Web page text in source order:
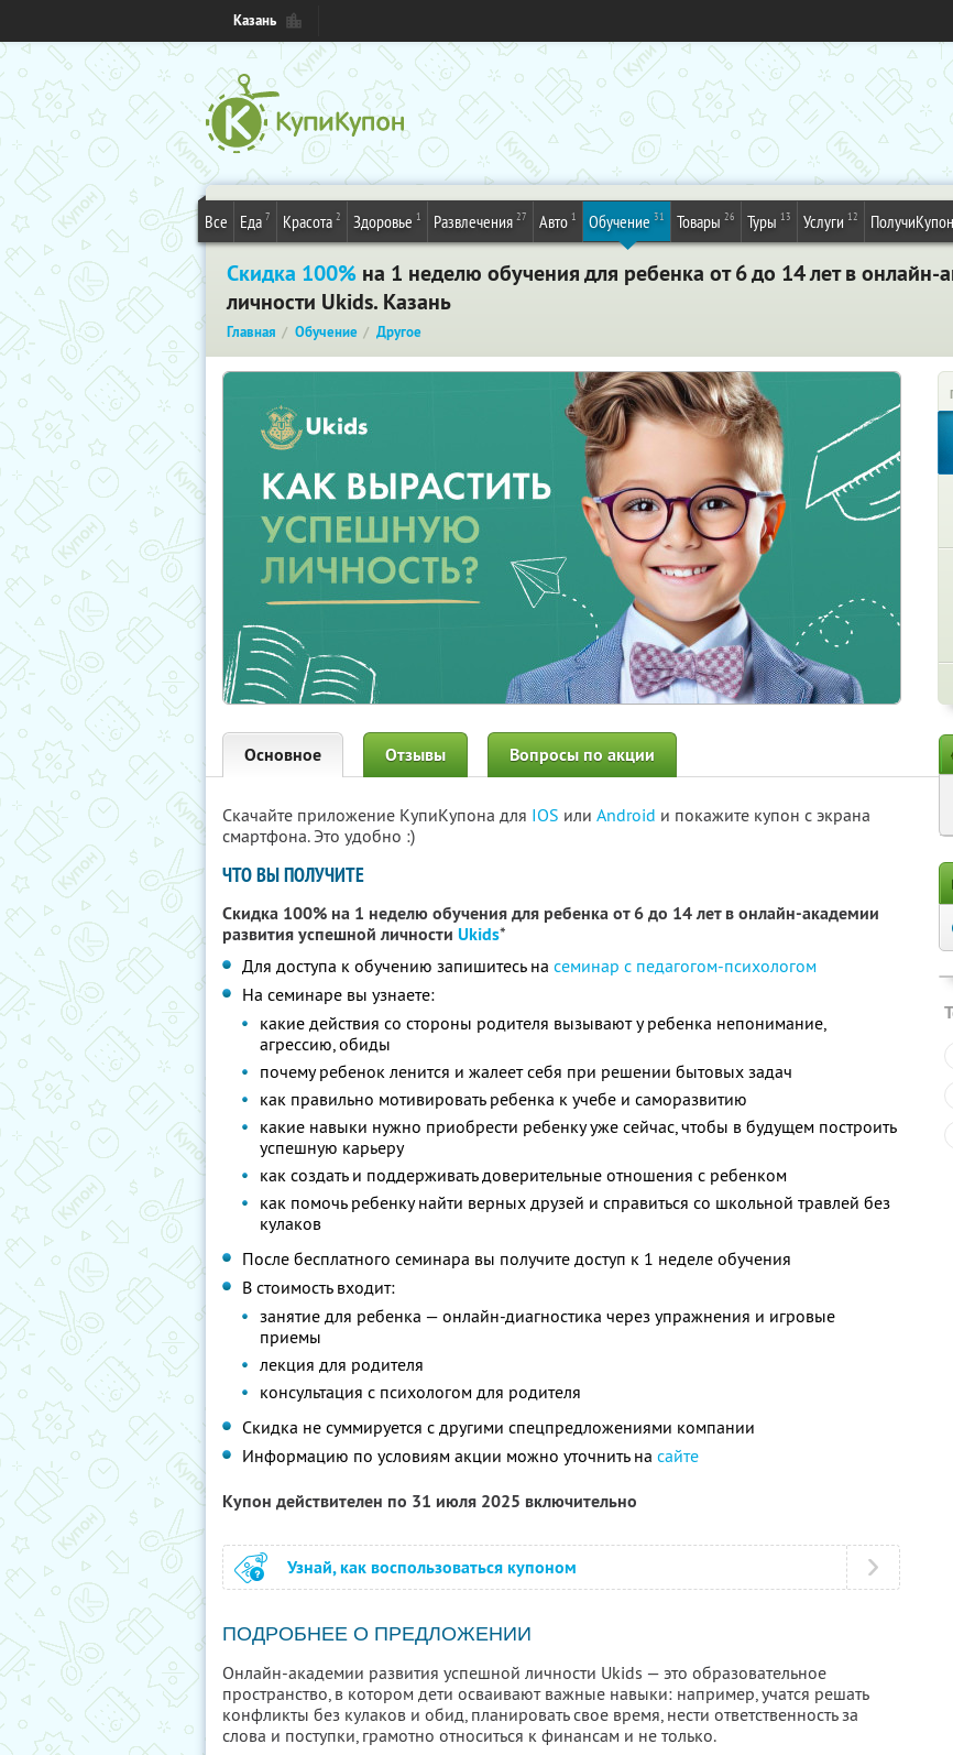
Казань
Все Еда 7 Красота 2 Здоровье 1 Развлечения 27 Авто 1 Обучение 31 Товары 26 Туры 13 Услуги 12 ПолучиКупон
Скидка 100% на 1 неделю обучения для ребенка от 6 до 14 лет в
личности Ukids. Казань
Главная Обучение Другое
Основное Отзывы Вопросы по акции
Скачайте приложение КупиКупона для IOS или Android и покажите купон с экрана
смартфона. Это удобно :)
ЧТО ВЫ ПОЛУЧИТЕ
Скидка 100% на 1 неделю обучения для ребенка от 6 до 14 лет в онлайн-академии
развития успешной личности Ukids*
Для доступа к обучению запишитесь на семинар с педагогом-психологом
На семинаре вы узнаете:
какие действия со стороны родителя вызывают у ребенка непонимание,
агрессию, обиды
почему ребенок ленится и жалеет себя при решении бытовых задач
как правильно мотивировать ребенка к учебе и саморазвитию
какие навыки нужно приобрести ребенку уже сейчас, чтобы в будущем построить
успешную карьеру
как создать и поддерживать доверительные отношения с ребенком
как помочь ребенку найти верных друзей и справиться со школьной травлей без
кулаков
После бесплатного семинара вы получите доступ к 1 неделе обучения
В стоимость входит:
занятие для ребенка — онлайн-диагностика через упражнения и игровые
приемы
лекция для родителя
консультация с психологом для родителя
Скидка не суммируется с другими спецпредложениями компании
Информацию по условиям акции можно уточнить на сайте
Купон действителен по 31 июля 2025 включительно
Узнай, как воспользоваться купоном
ПОДРОБНЕЕ О ПРЕДЛОЖЕНИИ
Онлайн-академии развития успешной личности Ukids — это образовательное
пространство, в котором дети осваивают важные навыки: например, учатся решать
конфликты без кулаков и обид, планировать свое время, нести ответственность за
слова и поступки, грамотно относиться к финансам и не только.